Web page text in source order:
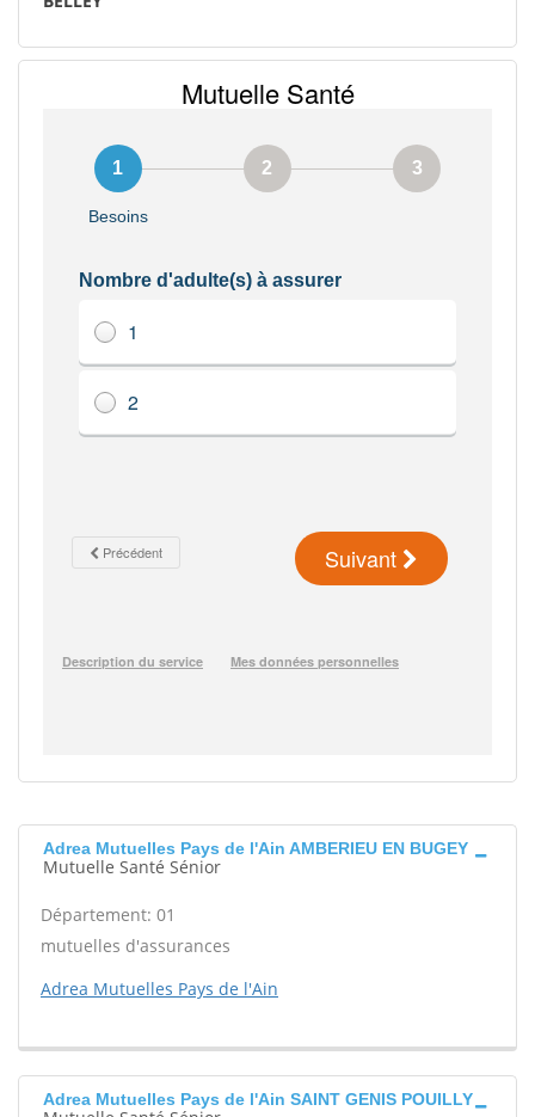
Adrea Mutuelles Pays de l'Ain AMBERIEU EN BUGEY
Mutuelle Santé Sénior
Département: 01
mutuelles d'assurances
Adrea Mutuelles Pays de l'Ain
Adrea Mutuelles Pays de l'Ain SAINT GENIS POUILLY